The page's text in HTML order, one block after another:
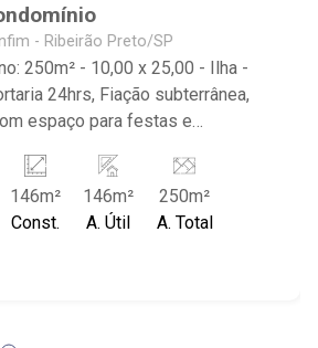
- Ribeirão Preto/SP
250m² - 10,00 x 25,00 - Ilha -
24hrs, Fiação subterrânea,
espaço para festas e
gramado, dois playgrounds,
e áreas para piquenique.
ao Terras de Bonfim -
146m²
Const.
146m²
A. Útil
250m²
A. Total